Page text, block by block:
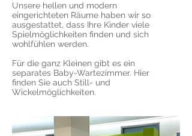
Unsere hellen und modern
eingerichteten Räume haben wir so
ausgestattet, dass Ihre Kinder viele
Spielmöglichkeiten finden und sich
wohlfühlen werden.
Für die ganz Kleinen gibt es ein
separates Baby-Wartezimmer. Hier
finden Sie auch Still- und
Wickelmöglichkeiten.